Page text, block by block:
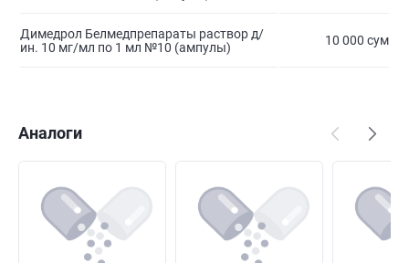
Димедрол Белмедпрепараты раствор д/
ин. 10 мг/мл по 1 мл №10 (ампулы)
10 000 сум
Аналоги